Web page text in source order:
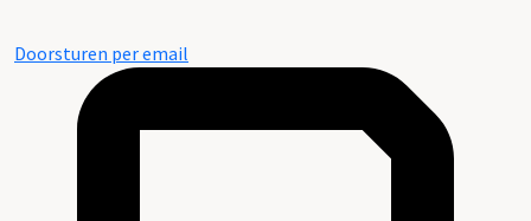
Doorsturen per email